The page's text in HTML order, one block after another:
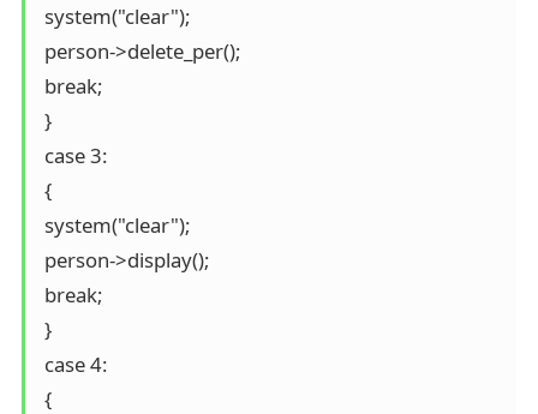
system("clear");
person->delete_per();
break;
}
case 3:
{
system("clear");
person->display();
break;
}
case 4:
{